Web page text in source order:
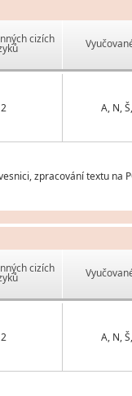
cizích
2 A, N,
zpracování textu
cizích
2 A, N,